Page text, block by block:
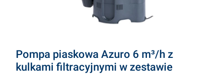
Pompa piaskowa Azuro 6 m³/h z
kulkami filtracyjnymi w zestawie